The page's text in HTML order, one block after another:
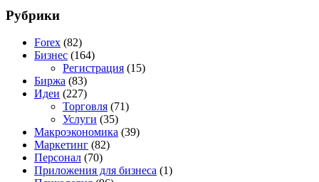
Рубрики
Forex (82)
Бизнес (164)
Регистрация (15)
Биржа (83)
Идеи (227)
Торговля (71)
Услуги (35)
Макроэкономика (39)
Маркетинг (82)
Персонал (70)
Приложения для бизнеса (1)